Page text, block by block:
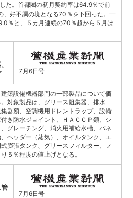
た。首都圏の初月契約率は64.9％で前
、好不調の境となる70％を下回った。一
％と、５カ月連続の70％超から５月は
7月6日号
築設備機器部門の一部製品について価
対象製品は、グリース阻集器、排水
器類、空調機用ドレントラップ、設備
き防水ジョイント、ＨＡＣＣＰ類、シ
グレーチング、消火用補給水槽、パネ
ヘッダー（蒸気）、オイルタンク、エ
膨張タンク、グリースフィルター、フ
５％程度の値上げとなる。
7月6日号